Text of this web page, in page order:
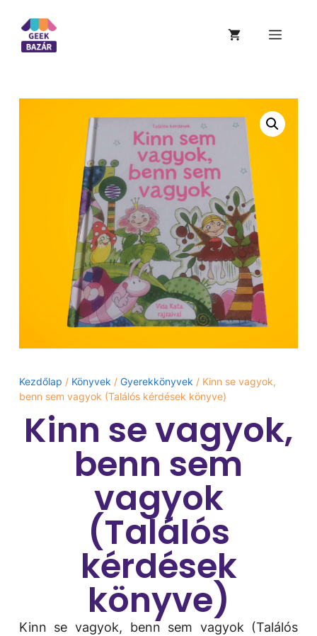
Kezdőlap / Könyvek / Gyerekkönyvek / Kinn se vagyok,
benn sem vagyok (Találós kérdések könyve)
Kinn se vagyok,
benn sem
vagyok
(Találós
kérdések
könyve)
Kinn se vagyok, benn sem vagyok (Találós